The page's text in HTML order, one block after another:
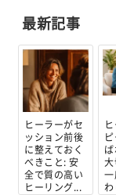
最新記事
ヒーラーがセ
ッション前後
に整えておく
べきこと: 安
全で質の高い
ヒーリング...